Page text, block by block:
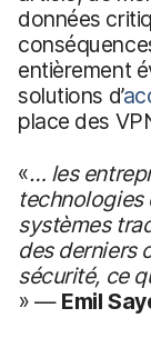
données
entièrement
solutions d’
place des
«… les
technologies
systèmes
des derniers
sécurité, ce
» — Emil